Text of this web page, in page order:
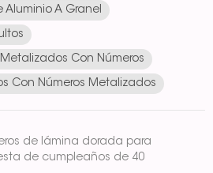
Aluminio A Granel
Con Números
Con Números Metalizados
de lámina dorada para
de cumpleaños de 40